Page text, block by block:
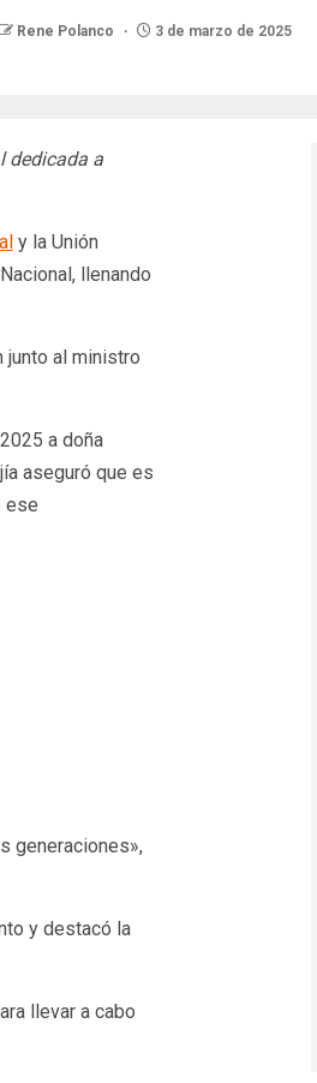
Rene Polanco 3 de marzo de 2025
dedicada a
y la Unión
llenando
junto al ministro
a doña
aseguró que es
ese
generaciones»,
y destacó la
llevar a cabo